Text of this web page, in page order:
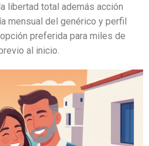
libertad total además acción
mensual del genérico y perfil
preferida para miles de
al inicio.